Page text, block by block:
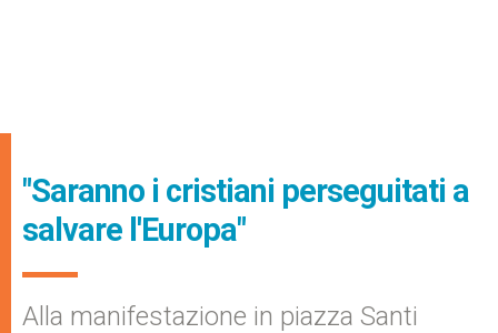
"Saranno i cristiani perseguitati a
salvare l'Europa"
Alla manifestazione in piazza Santi